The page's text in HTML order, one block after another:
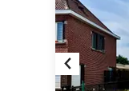
Previous